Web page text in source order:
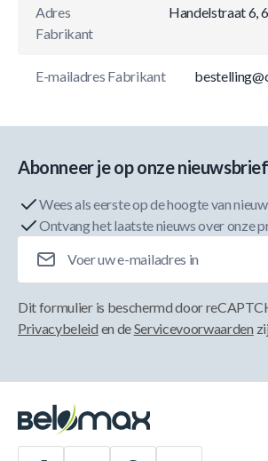
Adres
Fabrikant
Handelstraat 6,
E-mailadres Fabrikant
Abonneer je op onze
Wees als eerste op de hoogte van
Ontvang het laatste nieuws over onze
Dit formulier is beschermd door
Privacybeleid en deServicevoorwaarden